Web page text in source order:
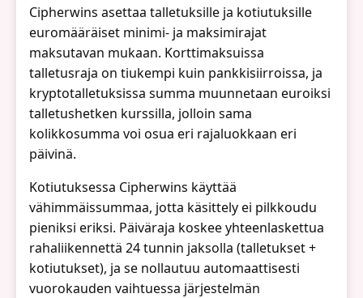
Cipherwins asettaa talletuksille ja kotiutuksille
euromääräiset minimi- ja maksimirajat
maksutavan mukaan. Korttimaksuissa
talletusraja on tiukempi kuin pankkisiirroissa, ja
kryptotalletuksissa summa muunnetaan euroiksi
talletushetken kurssilla, jolloin sama
kolikkosumma voi osua eri rajaluokkaan eri
päivinä.
Kotiutuksessa Cipherwins käyttää
vähimmäissummaa, jotta käsittely ei pilkkoudu
pieniksi eriksi. Päiväraja koskee yhteenlaskettua
rahaliikennettä 24 tunnin jaksolla (talletukset +
kotiutukset), ja se nollautuu automaattisesti
vuorokauden vaihtuessa järjestelmän